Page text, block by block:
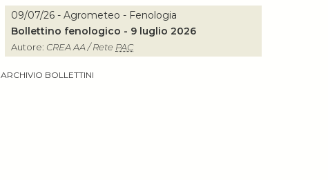
09/07/26 - Agrometeo - Fenologia
Bollettino fenologico - 9 luglio 2026
Autore: CREA AA / Rete PAC
ARCHIVIO BOLLETTINI